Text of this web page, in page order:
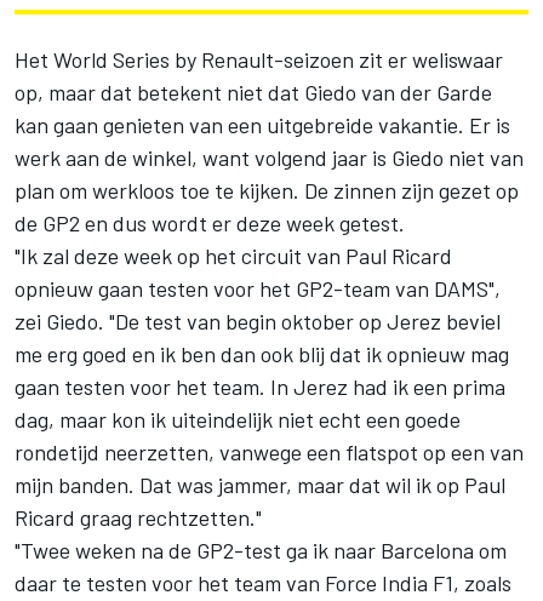
Het World Series by Renault-seizoen zit er weliswaar
op, maar dat betekent niet dat Giedo van der Garde
kan gaan genieten van een uitgebreide vakantie. Er is
werk aan de winkel, want volgend jaar is Giedo niet van
plan om werkloos toe te kijken. De zinnen zijn gezet op
de GP2 en dus wordt er deze week getest.
"Ik zal deze week op het circuit van Paul Ricard
opnieuw gaan testen voor het GP2-team van DAMS",
zei Giedo. "De test van begin oktober op Jerez beviel
me erg goed en ik ben dan ook blij dat ik opnieuw mag
gaan testen voor het team. In Jerez had ik een prima
dag, maar kon ik uiteindelijk niet echt een goede
rondetijd neerzetten, vanwege een flatspot op een van
mijn banden. Dat was jammer, maar dat wil ik op Paul
Ricard graag rechtzetten."
"Twee weken na de GP2-test ga ik naar Barcelona om
daar te testen voor het team van Force India F1, zoals